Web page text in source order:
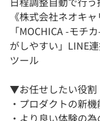
《株式会社ネオキ
「MOCHICA -モチ
がしやすい」LINE
ツール
▼お任せしたい役割
・プロダクトの新